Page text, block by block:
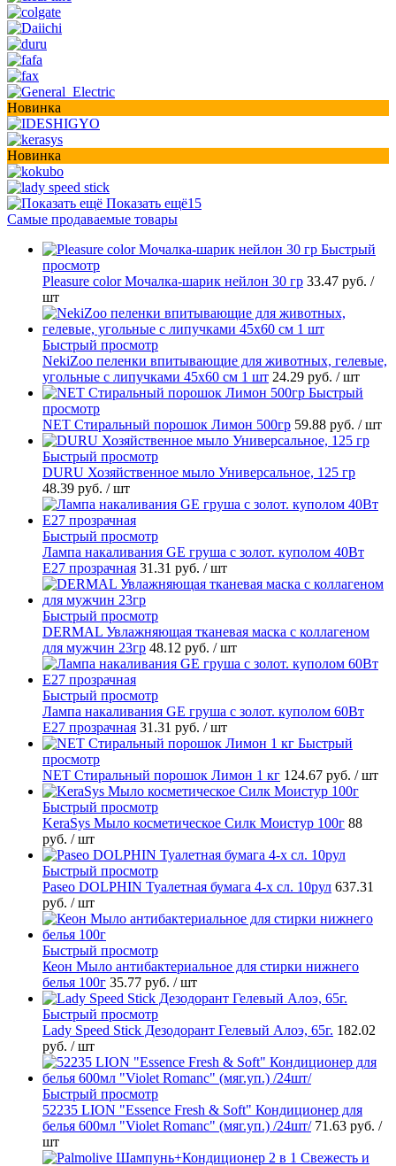
Новинка
Новинка
Показать ещё15
Самые продаваемые товары
Быстрый
просмотр
Pleasure сolor Мочалка-шарик нейлон 30 гр 33.47 руб. /
шт
Быстрый просмотр
NekiZoo пеленки впитывающие для животных, гелевые,
угольные с липучками 45х60 см 1 шт 24.29 руб. / шт
Быстрый
просмотр
NET Стиральный порошок Лимон 500гр 59.88 руб. / шт
Быстрый просмотр
DURU Хозяйственное мыло Универсальное, 125 гр
48.39 руб. / шт
Быстрый просмотр
Лампа накаливания GE груша с золот. куполом 40Вт
Е27 прозрачная 31.31 руб. / шт
Быстрый просмотр
DERMAL Увлажняющая тканевая маска с коллагеном
для мужчин 23гр 48.12 руб. / шт
Быстрый просмотр
Лампа накаливания GE груша с золот. куполом 60Вт
Е27 прозрачная 31.31 руб. / шт
Быстрый
просмотр
NET Стиральный порошок Лимон 1 кг 124.67 руб. / шт
Быстрый просмотр
KeraSys Мыло косметическое Силк Моистур 100г 88
руб. / шт
Быстрый просмотр
Paseo DOLPHIN Туалетная бумага 4-х сл. 10рул 637.31
руб. / шт
Быстрый просмотр
Кеон Мыло антибактериальное для стирки нижнего
белья 100г 35.77 руб. / шт
Быстрый просмотр
Lady Speed Stick Дезодорант Гелевый Алоэ, 65г. 182.02
руб. / шт
Быстрый просмотр
52235 LION "Essence Fresh & Soft" Кондиционер для
белья 600мл "Violet Romanc" (мяг.уп.) /24шт/ 71.63 руб. /
шт